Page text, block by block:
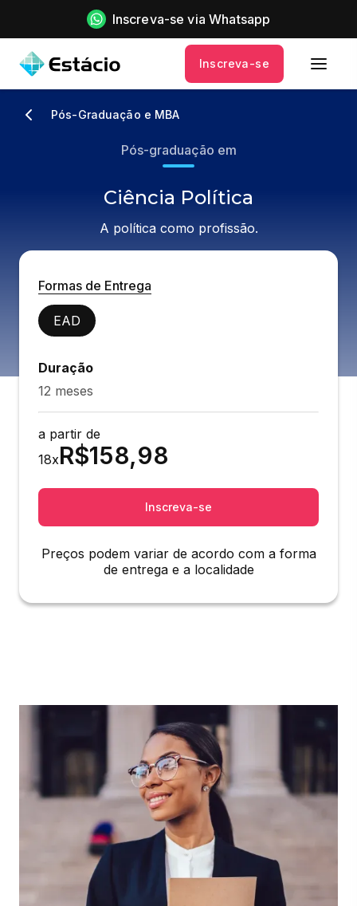
Inscreva-se via Whatsapp
Inscreva-se
Pós-Graduação e MBA
Pós-graduação em
Ciência Política
A política como profissão.
Formas de Entrega
EAD
Duração
12 meses
a partir de
18xR$158,98
Inscreva-se
Preços podem variar de acordo com a forma
de entrega e a localidade